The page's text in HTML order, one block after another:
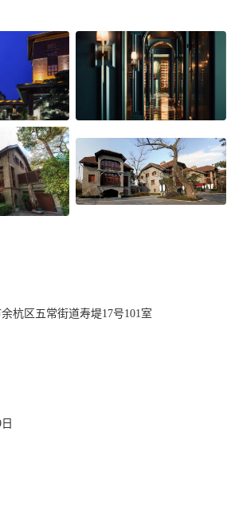
。
外，还和国内
杭区五常街道寿堤17号101室